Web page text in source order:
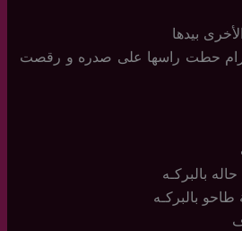
بيدها
حطت راسها على صدره و رقصت
بالبركـه
بالبركـه